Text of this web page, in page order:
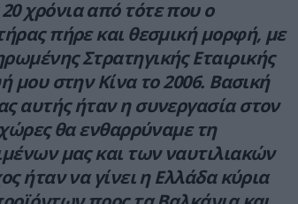
χρόνια από τότε που ο
πήρε και θεσμική μορφή, με
Στρατηγικής Εταιρικής
μου στην Κίνα το 2006. Βασική
αυτής ήταν η συνεργασία στον
θα ενθαρρύναμε τη
μας και των ναυτιλιακών
ήταν να γίνει η Ελλάδα κύρια